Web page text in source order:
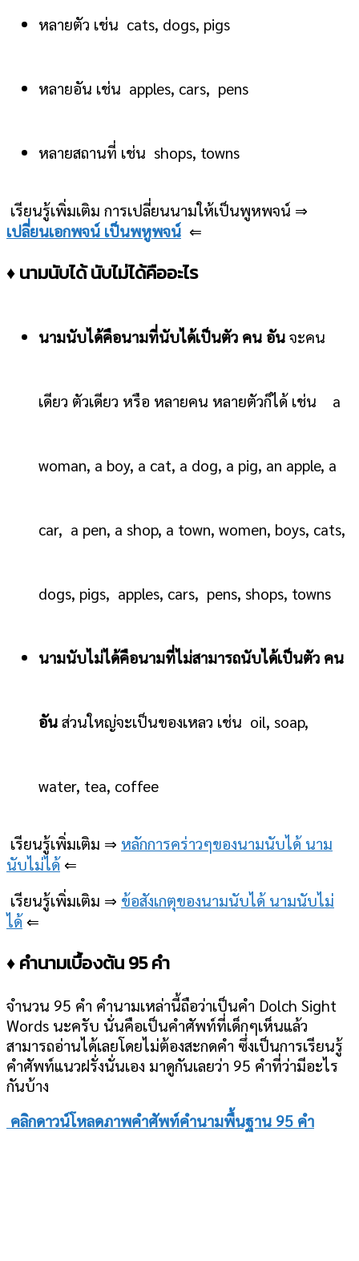
หลายตัว เช่น cats, dogs, pigs
หลายอัน เช่น apples, cars, pens
หลายสถานที่ เช่น shops, towns
เรียนรู้เพิ่มเติม การเปลี่ยนนามให้เป็นพูหพจน์ ⇒
เปลี่ยนเอกพจน์ เป็นพหูพจน์ ⇐
♦ นามนับได้ นับไม่ได้คืออะไร
นามนับได้คือนามที่นับได้เป็นตัว คน อัน จะคน
เดียว ตัวเดียว หรือ หลายคน หลายตัวก็ได้ เช่น a
woman, a boy, a cat, a dog, a pig, an apple, a
car, a pen, a shop, a town, women, boys, cats,
dogs, pigs, apples, cars, pens, shops, towns
นามนับไม่ได้คือนามที่ไม่สามารถนับได้เป็นตัว คน
อัน ส่วนใหญ่จะเป็นของเหลว เช่น oil, soap,
water, tea, coffee
เรียนรู้เพิ่มเติม ⇒ หลักการคร่าวๆของนามนับได้ นาม
นับไม่ได้⇐
เรียนรู้เพิ่มเติม ⇒ ข้อสังเกตุของนามนับได้ นามนับไม่
ได้⇐
♦ คำนามเบื้องต้น 95 คำ
จำนวน 95 คำ คำนามเหล่านี้ถือว่าเป็นคำ Dolch Sight
Words นะครับ นั่นคือเป็นคำศัพท์ที่เด็กๆเห็นแล้ว
สามารถอ่านได้เลยโดยไม่ต้องสะกดคำ ซึ่งเป็นการเรียนรู้
คำศัพท์แนวฝรั่งนั่นเอง มาดูกันเลยว่า 95 คำที่ว่ามีอะไร
กันบ้าง
คลิกดาวน์โหลดภาพคำศัพท์คำนามพื้นฐาน 95 คำ